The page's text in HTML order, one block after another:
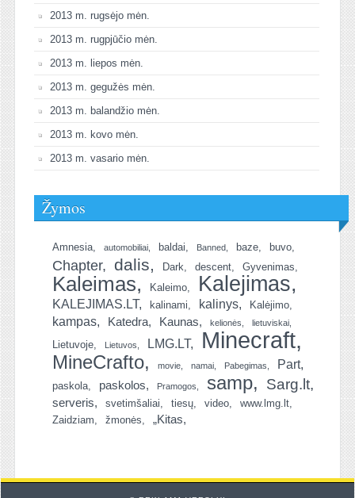
2013 m. rugsėjo mėn.
2013 m. rugpjūčio mėn.
2013 m. liepos mėn.
2013 m. gegužės mėn.
2013 m. balandžio mėn.
2013 m. kovo mėn.
2013 m. vasario mėn.
Žymos
Amnesia automobiliai baldai Banned baze buvo
Chapter dalis Dark descent Gyvenimas
Kaleimas Kaleimo Kalejimas
KALEJIMAS.LT kalinami kalinys Kalėjimo
kampas Katedra Kaunas kelionės lietuviskai
Lietuvoje Lietuvos LMG.LT Minecraft
MineCrafto movie namai Pabegimas Part
paskola paskolos Pramogos samp Sarg.lt
serveris svetimšaliai tiesų video
www.lmg.lt
Zaidziam
žmonės „Kitas